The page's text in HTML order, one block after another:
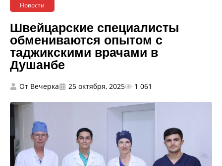
Новости
Швейцарские специалисты
обмениваются опытом с
таджикскими врачами в
Душанбе
От Вечерка 25 октября, 2025 1 061